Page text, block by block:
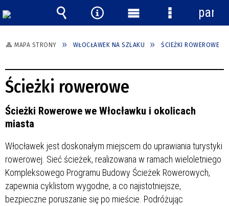
MAPA STRONY WŁOCŁAWEK NA SZLAKU ŚCIEŻKI ROWEROWE
Ścieżki rowerowe
Ścieżki Rowerowe we Włocławku i okolicach
miasta
Włocławek jest doskonałym miejscem do uprawiania turystyki
rowerowej. Sieć ścieżek, realizowana w ramach wieloletniego
Kompleksowego Programu Budowy Ścieżek Rowerowych,
zapewnia cyklistom wygodne, a co najistotniejsze,
bezpieczne poruszanie się po mieście. Podróżując
Wyszukiwarka
Narzędzia
Menu
główne
Menu
szczegółowe
panel